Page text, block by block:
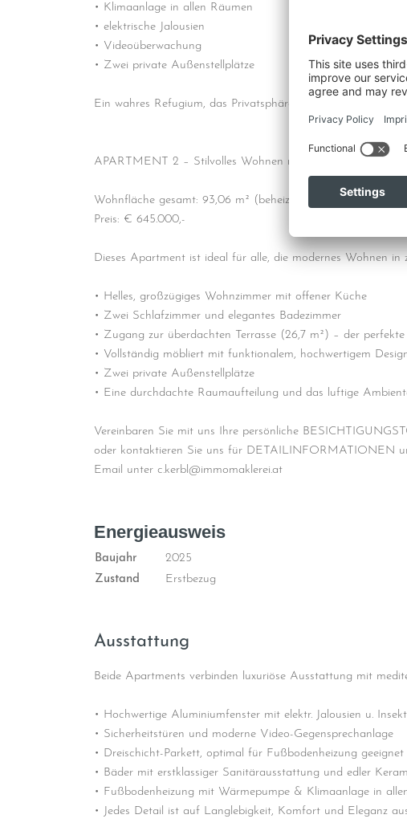
• Klimaanlage in allen Räumen
• elektrische Jalousien
• Videoüberwachung
• Zwei private Außenstellplätze
Ein wahres Refugium, das Privatsphäre und Luxus auf
APARTMENT 2 – Stilvolles Wohnen mit lichtdurchflutetem
Wohnfläche gesamt: 93,06 m² (beheizte Wohnfläche 74,71
Preis: € 645.000,-
Dieses Apartment ist ideal für alle, die modernes Wohnen in
• Helles, großzügiges Wohnzimmer mit offener Küche
• Zwei Schlafzimmer und elegantes Badezimmer
• Zugang zur überdachten Terrasse (26,7 m²) – der
• Vollständig möbliert mit funktionalem, hochwertigem
• Zwei private Außenstellplätze
• Eine durchdachte Raumaufteilung und das luftige
Vereinbaren Sie mit uns Ihre persönliche
oder kontaktieren Sie uns für DETAILINFORMATIONEN
Email unter c.kerbl@immomaklerei.at
Energieausweis
Baujahr
2025
Zustand
Erstbezug
Ausstattung
Beide Apartments verbinden luxuriöse Ausstattung mit
• Hochwertige Aluminiumfenster mit elektr. Jalousien u.
• Sicherheitstüren und moderne Video-Gegensprechanlage
• Dreischicht-Parkett, optimal für Fußbodenheizung geeignet
• Bäder mit erstklassiger Sanitärausstattung und edler
• Fußbodenheizung mit Wärmepumpe & Klimaanlage in
• Jedes Detail ist auf Langlebigkeit, Komfort und Eleganz
DACHTERRASSE UND PRIVATPOOL IN KRK!
51500Krk